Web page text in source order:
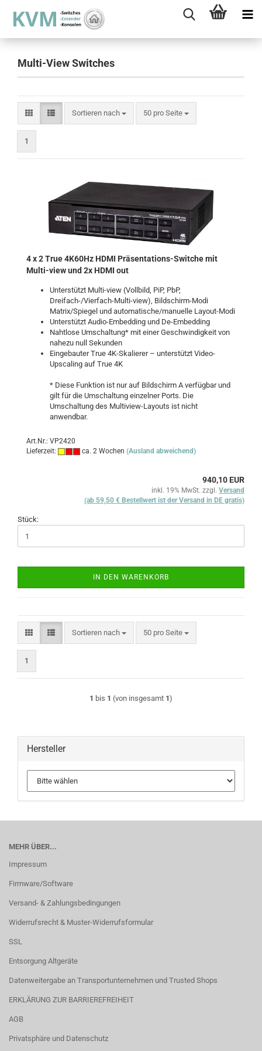
Multi-View Switches
Sortieren nach
Sortieren nach 50 pro Seite
pro Seite
1
4 x 2 True 4K60Hz HDMI Präsentations-Switche mit
Multi-view und 2x HDMI out
Unterstützt Multi-view (Vollbild, PiP, PbP,
Dreifach-/Vierfach-Multi-view), Bildschirm-Modi
Matrix/Spiegel und automatische/manuelle Layout-Modi
Unterstützt Audio-Embedding und De-Embedding
Nahtlose Umschaltung* mit einer Geschwindigkeit von
nahezu null Sekunden
Eingebauter True 4K-Skalierer – unterstützt Video-
Upscaling auf True 4K
* Diese Funktion ist nur auf Bildschirm A verfügbar und
gilt für die Umschaltung einzelner Ports. Die
Umschaltung des Multiview-Layouts ist nicht
anwendbar.
Art.Nr.: VP2420
Lieferzeit:
ca. 2 Wochen (Ausland abweichend)
940,10 EUR
inkl. 19% MwSt. zzgl. Versand
(ab 59,50 € Bestellwert ist der Versand in DE gratis)
Stück:
IN DEN WARENKORB
Sortieren nach
Sortieren nach 50 pro Seite
pro Seite
1
1 bis 1 (von insgesamt 1)
Hersteller
MEHR ÜBER...
Impressum
Firmware/Software
Versand- & Zahlungsbedingungen
Widerrufsrecht & Muster-Widerrufsformular
SSL
Entsorgung Altgeräte
Datenweitergabe an Transportunternehmen und Trusted Shops
ERKLÄRUNG ZUR BARRIEREFREIHEIT
AGB
Privatsphäre und Datenschutz